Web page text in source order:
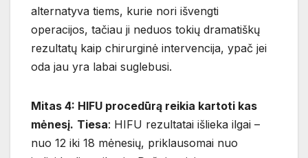
alternatyva tiems, kurie nori išvengti
operacijos, tačiau ji neduos tokių dramatiškų
rezultatų kaip chirurginė intervencija, ypač jei
oda jau yra labai suglebusi.
Mitas 4: HIFU procedūrą reikia kartoti kas
mėnesį. Tiesa: HIFU rezultatai išlieka ilgai –
nuo 12 iki 18 mėnesių, priklausomai nuo